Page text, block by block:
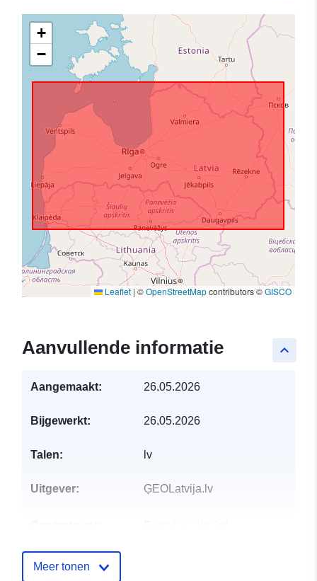
+
−
Leaflet | ©OpenStreetMapcontributors ©GISCO
keyboard_arrow_up
Aanvullende informatie
Aangemaakt: 26.05.2026
Bijgewerkt: 26.05.2026
Talen: lv
Uitgever: ĢEOLatvija.lv
Meer tonen